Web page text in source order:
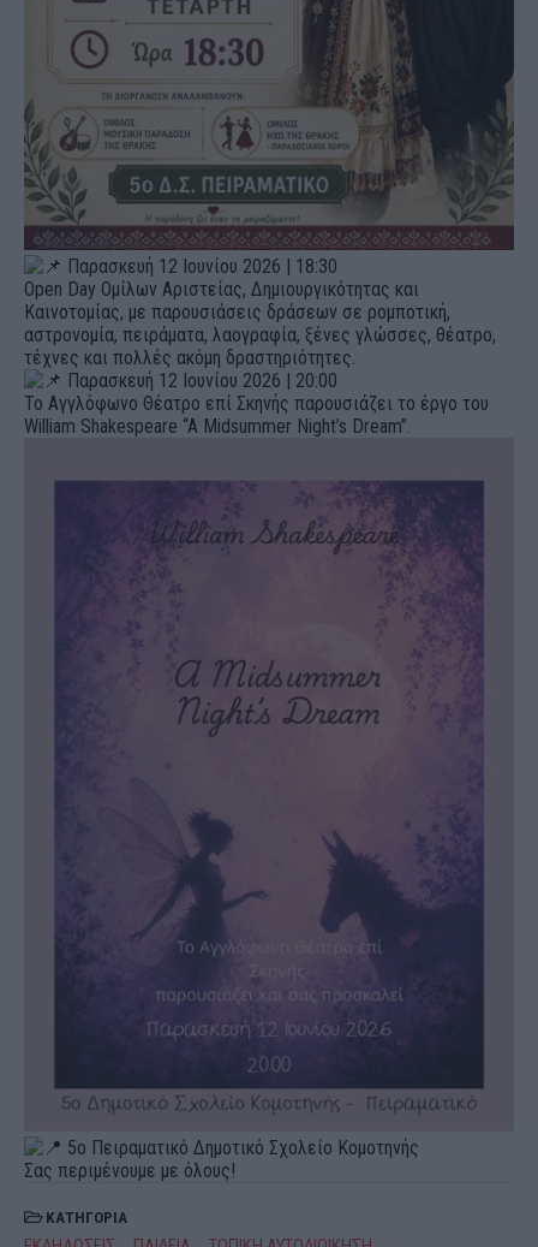
Παρασκευή 12 Ιουνίου 2026 | 18:30
Open Day Ομίλων Αριστείας, Δημιουργικότητας και
Καινοτομίας, με παρουσιάσεις δράσεων σε ρομποτική,
αστρονομία, πειράματα, λαογραφία, ξένες γλώσσες, θέατρο,
τέχνες και πολλές ακόμη δραστηριότητες.
Παρασκευή 12 Ιουνίου 2026 | 20:00
Το Αγγλόφωνο Θέατρο επί Σκηνής παρουσιάζει το έργο του
William Shakespeare “A Midsummer Night’s Dream”.
5ο Πειραματικό Δημοτικό Σχολείο Κομοτηνής
Σας περιμένουμε με όλους!
ΚΑΤΗΓΟΡΙΑ